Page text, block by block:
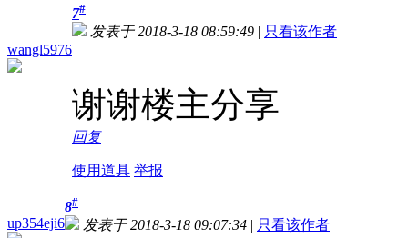
wangl5976
7#
发表于 2018-3-18 08:59:49 | 只看该作者
谢谢楼主分享
回复
使用道具 举报
up354eji6
8#
发表于 2018-3-18 09:07:34 | 只看该作者